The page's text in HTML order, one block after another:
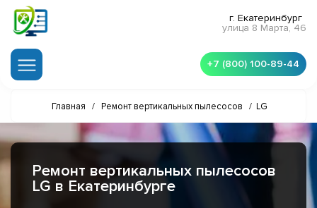
г. Екатеринбург
улица 8 Марта, 46
+7 (800) 100-89-44
Главная / Ремонт вертикальных пылесосов / LG
Ремонт вертикальных пылесосов
LG в Екатеринбурге